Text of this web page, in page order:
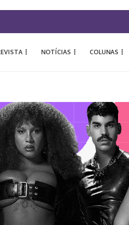
NOTÍCIAS COLUNAS